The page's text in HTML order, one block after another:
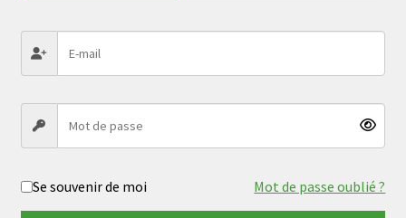
Se souvenir de moi Mot de passe oublié ?